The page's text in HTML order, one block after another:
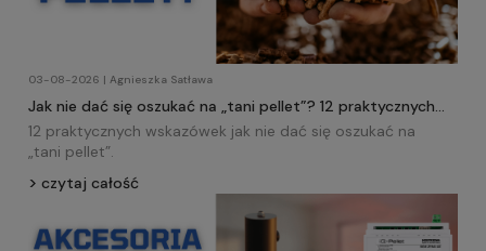
03-08-2026 | Agnieszka Satława
Jak nie dać się oszukać na „tani pellet”? 12 praktycznych
wskazówek!
12 praktycznych wskazówek jak nie dać się oszukać na
„tani pellet”.
czytaj całość